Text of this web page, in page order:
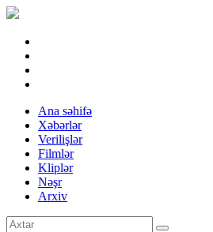
Ana səhifə
Xəbərlər
Verilişlər
Filmlər
Kliplər
Nəşr
Arxiv